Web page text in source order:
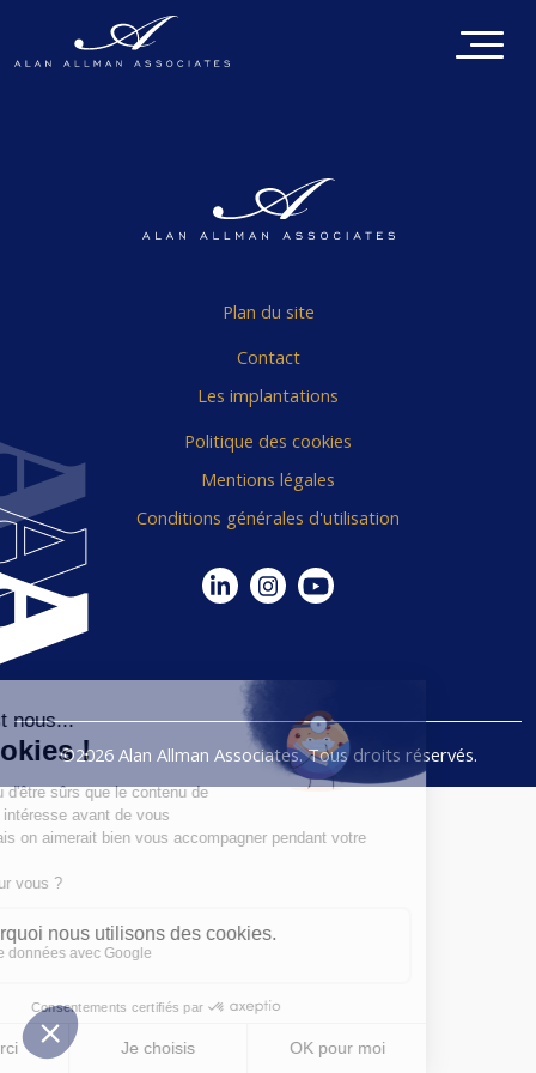
Plan du site
Contact
Les implantations
Politique des cookies
Mentions légales
Conditions générales d'utilisation
©2026 Alan Allman Associates. Tous droits réservés.